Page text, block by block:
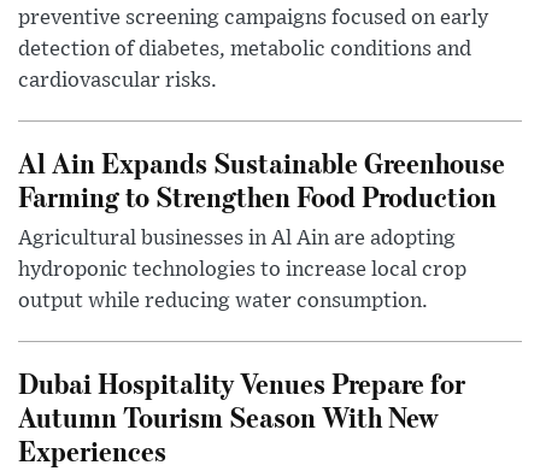
preventive screening campaigns focused on early
detection of diabetes, metabolic conditions and
cardiovascular risks.
Al Ain Expands Sustainable Greenhouse
Farming to Strengthen Food Production
Agricultural businesses in Al Ain are adopting
hydroponic technologies to increase local crop
output while reducing water consumption.
Dubai Hospitality Venues Prepare for
Autumn Tourism Season With New
Experiences